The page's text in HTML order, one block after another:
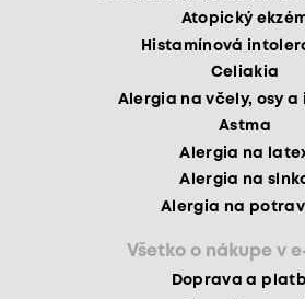
Atopický
Histamínová
Celiakia
Alergia na včely, osy a
Astma
Alergia na
Alergia na
Alergia na
Všetko o nákupe v
Doprava a